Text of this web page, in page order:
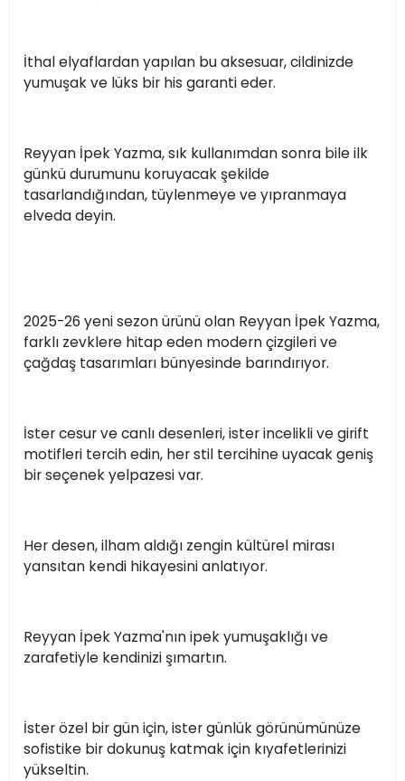
İthal elyaflardan yapılan bu aksesuar, cildinizde
yumuşak ve lüks bir his garanti eder.
Reyyan İpek Yazma, sık kullanımdan sonra bile ilk
günkü durumunu koruyacak şekilde
tasarlandığından, tüylenmeye ve yıpranmaya
elveda deyin.
2025-26 yeni sezon ürünü olan Reyyan İpek Yazma,
farklı zevklere hitap eden modern çizgileri ve
çağdaş tasarımları bünyesinde barındırıyor.
İster cesur ve canlı desenleri, ister incelikli ve girift
motifleri tercih edin, her stil tercihine uyacak geniş
bir seçenek yelpazesi var.
Her desen, ilham aldığı zengin kültürel mirası
yansıtan kendi hikayesini anlatıyor.
Reyyan İpek Yazma'nın ipek yumuşaklığı ve
zarafetiyle kendinizi şımartın.
İster özel bir gün için, ister günlük görünümünüze
sofistike bir dokunuş katmak için kıyafetlerinizi
yükseltin.